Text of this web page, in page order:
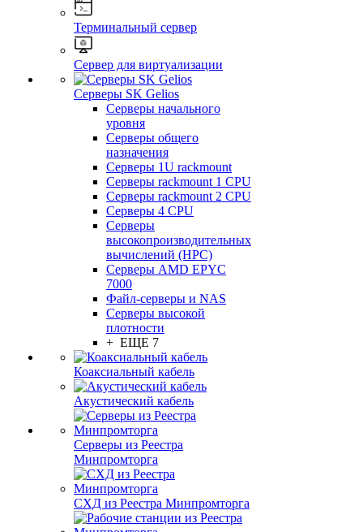
Терминальный сервер
Сервер для виртуализации
Серверы SK Gelios
Серверы начального
уровня
Серверы общего
назначения
Серверы 1U rackmount
Серверы rackmount 1 CPU
Серверы rackmount 2 CPU
Серверы 4 CPU
Серверы
высокопроизводительных
вычислений (HPC)
Серверы AMD EPYC
7000
Файл-серверы и NAS
Серверы высокой
плотности
+ ЕЩЕ 7
Коаксиальный кабель
Акустический кабель
Серверы из Реестра
Минпромторга
СХД из Реестра Минпромторга